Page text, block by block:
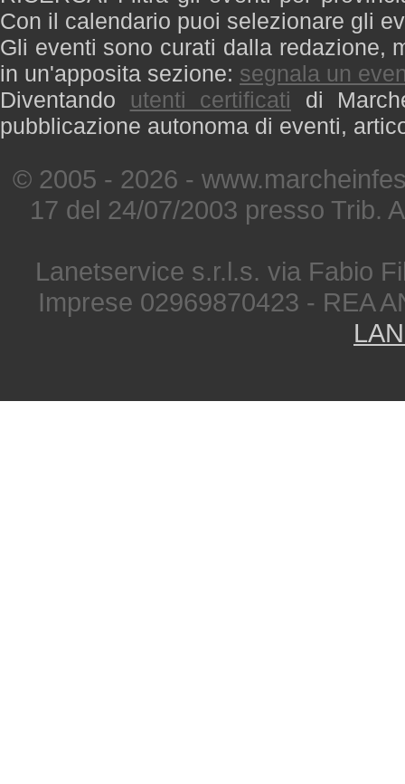
Con il calendario puoi selezionare gli
Gli eventi sono curati dalla redazione,
in un'apposita sezione: segnala un
Diventando utenti certificati di
pubblicazione autonoma di eventi,
© 2005 - 2026 -
17 del 24/07/2003 presso Trib.
Lanetservice s.r.l.s. via Fabio
Imprese 02969870423 - REA